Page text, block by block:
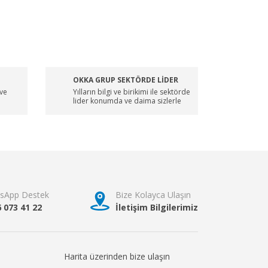
OKKA GRUP SEKTÖRDE LİDER
Yılların bilgi ve birikimi ile sektörde
lider konumda ve daima sizlerle
Destek
073 41 22
Bize Kolayca Ulaşın
İletişim Bilgilerimiz
Harita üzerinden bize ulaşın